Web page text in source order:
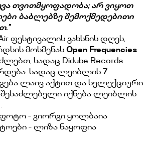
თვითმყოფადობა; არ ვიყოთ
ბაბლებზე შემოქმედებითი
ფესტივალის გახსნის დღეს,
მოსმენას Open Frequencies
სადაც Didube Records
სადაც ლეიბლის 7
ლაივ აქტით და სელექციური
შესაძლებელი იქნება ლეიბლის
- გიორგი ყოლბაია
- ლიზა ნაყოფია